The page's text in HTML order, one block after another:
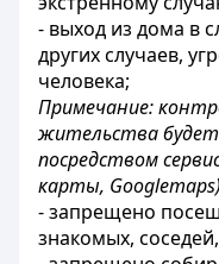
- выход из дома в
других случаев,
человека;
Примечание:
жительства
посредством
карты,
- запрещено
знакомых,